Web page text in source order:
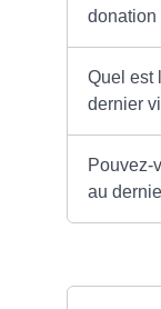
donation
Quel est
dernier
Pouvez-
au